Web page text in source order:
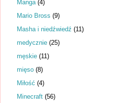
Manga (4)
Mario Bross (9)
Masha i niedźwiedź (11)
medycznie (25)
męskie (11)
mięso (8)
Miłość (4)
Minecraft (56)